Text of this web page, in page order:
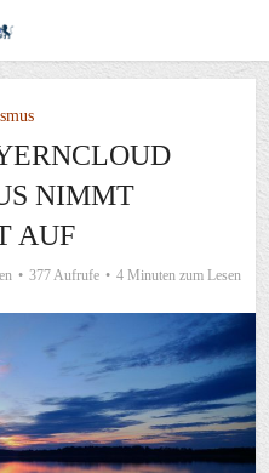
NIMMT
AUF
377 Aufrufe 4 Minuten zum Lesen